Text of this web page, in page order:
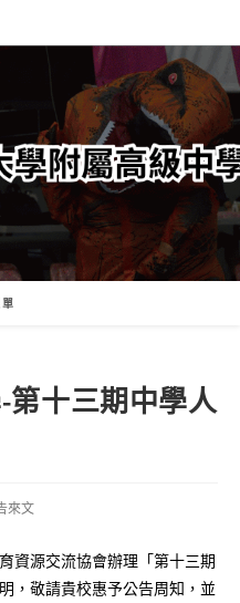
第十三期中學人
來文
資源交流協會辦理「第十三期
，敬請貴校惠予公告周知，並